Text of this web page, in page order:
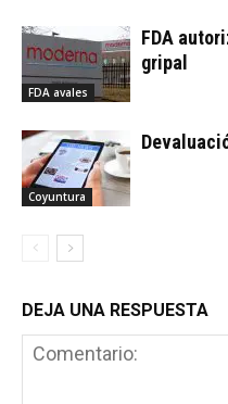
FDA avales
FDA
gripal
Coyuntura
DEJA UNA RESPUESTA